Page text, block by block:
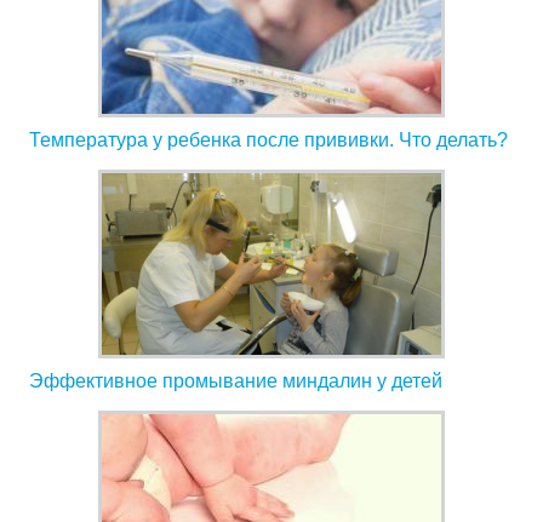
Температура у ребенка после прививки. Что делать?
Эффективное промывание миндалин у детей